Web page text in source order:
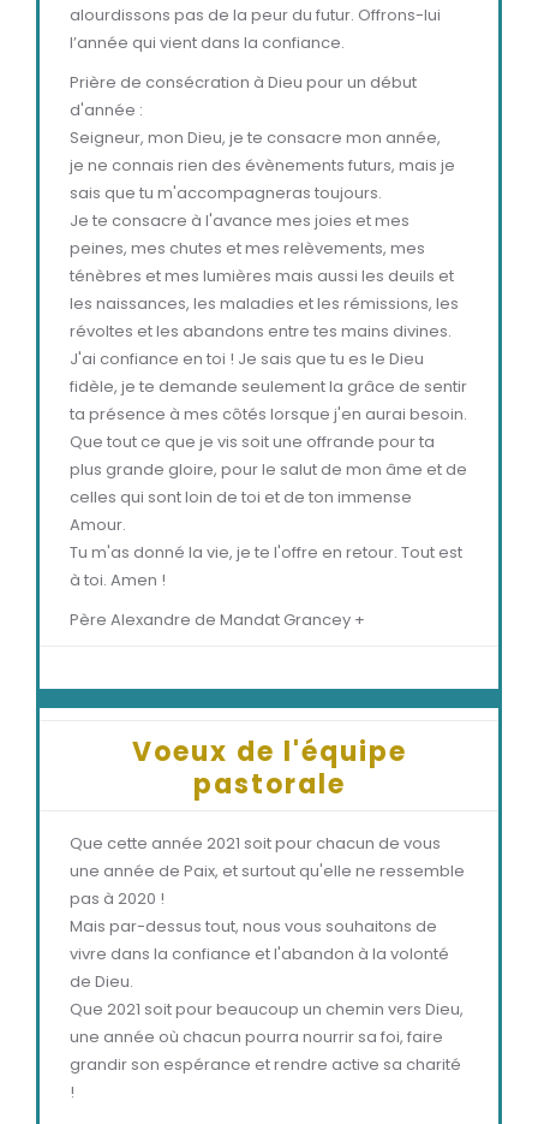
alourdissons pas de la peur du futur. Offrons-lui
l’année qui vient dans la confiance.
Prière de consécration à Dieu pour un début
d'année :
Seigneur, mon Dieu, je te consacre mon année,
je ne connais rien des évènements futurs, mais je
sais que tu m'accompagneras toujours.
Je te consacre à l'avance mes joies et mes
peines, mes chutes et mes relèvements, mes
ténèbres et mes lumières mais aussi les deuils et
les naissances, les maladies et les rémissions, les
révoltes et les abandons entre tes mains divines.
J'ai confiance en toi ! Je sais que tu es le Dieu
fidèle, je te demande seulement la grâce de sentir
ta présence à mes côtés lorsque j'en aurai besoin.
Que tout ce que je vis soit une offrande pour ta
plus grande gloire, pour le salut de mon âme et de
celles qui sont loin de toi et de ton immense
Amour.
Tu m'as donné la vie, je te l'offre en retour. Tout est
à toi. Amen !
Père Alexandre de Mandat Grancey +
Voeux de l'équipe
pastorale
Que cette année 2021 soit pour chacun de vous
une année de Paix, et surtout qu'elle ne ressemble
pas à 2020 !
Mais par-dessus tout, nous vous souhaitons de
vivre dans la confiance et l'abandon à la volonté
de Dieu.
Que 2021 soit pour beaucoup un chemin vers Dieu,
une année où chacun pourra nourrir sa foi, faire
grandir son espérance et rendre active sa charité
!